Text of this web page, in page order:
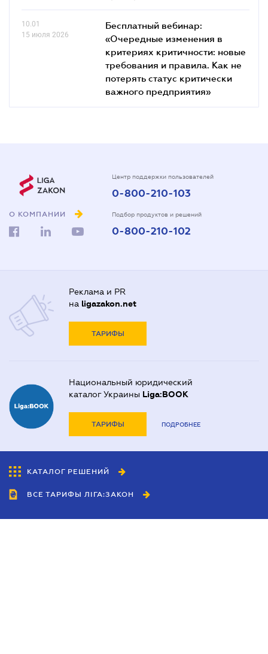
10.01
15 июля 2026
Бесплатный вебинар:
«Очередные изменения в
критериях критичности: новые
требования и правила. Как не
потерять статус критически
важного предприятия»
О КОМПАНИИ
Центр поддержки пользователей
0-800-210-103
Подбор продуктов и решений
0-800-210-102
Реклама и PR
на ligazakon.net
ТАРИФЫ
Национальный юридический
каталог Украины Liga:BOOK
ТАРИФЫ ПОДРОБНЕЕ
КАТАЛОГ РЕШЕНИЙ
ВСЕ ТАРИФЫ ЛІГА:ЗАКОН